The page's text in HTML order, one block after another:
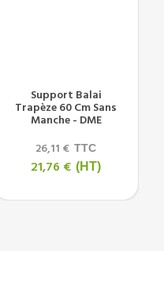
Support Balai
Trapèze 60 Cm Sans
Manche - DME
26,11 € TTC
21,76 € (HT)